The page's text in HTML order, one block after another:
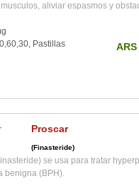
aliviar espasmos y
Pastillas
Proscar
(Finasteride)
se usa para tratar
benigna (BPH).